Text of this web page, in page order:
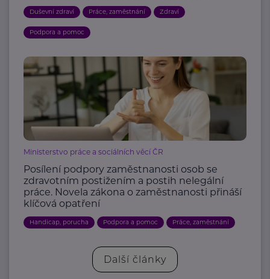
Duševní zdraví Práce, zaměstnání Zdraví
Podpora a pomoc
Ministerstvo práce a sociálních věcí ČR
Posílení podpory zaměstnanosti osob se
zdravotním postižením a postih nelegální
práce. Novela zákona o zaměstnanosti přináší
klíčová opatření
Handicap, porucha Podpora a pomoc Práce, zaměstnání
Další články